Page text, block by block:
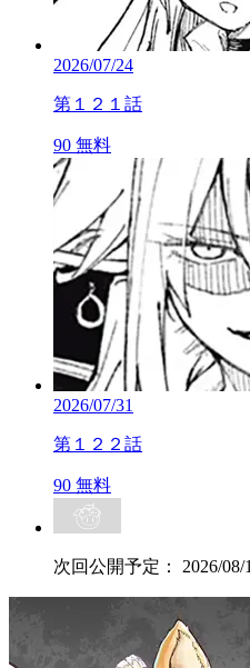
2026/07/24
第１２１話
90 無料
2026/07/31
第１２２話
90 無料
次回公開予定： 2026/08/